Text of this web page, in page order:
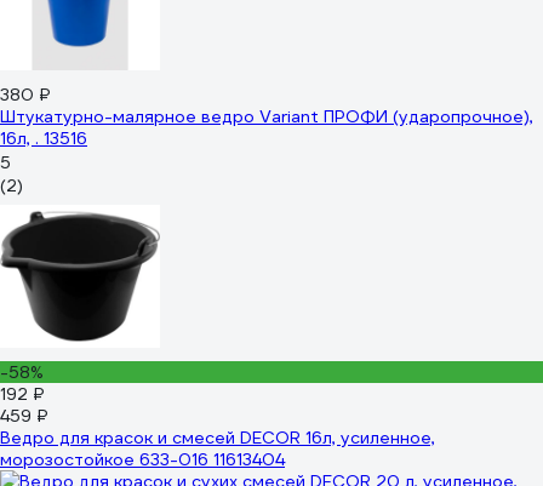
380 ₽
Штукатурно-малярное ведро Variant ПРОФИ (ударопрочное),
16л, . 13516
5
(2)
-58%
192 ₽
459 ₽
Ведро для красок и смесей DECOR 16л, усиленное,
морозостойкое 633-016 11613404